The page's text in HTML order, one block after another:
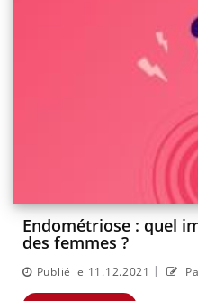
Endométriose : quel
des femmes ?
Publié le 11.12.2021 |